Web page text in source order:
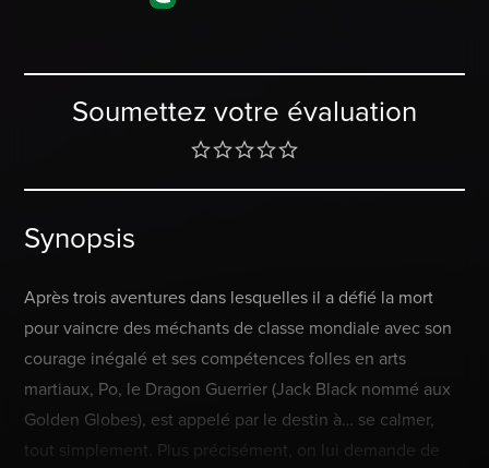
Soumettez votre évaluation
Synopsis
Après trois aventures dans lesquelles il a défié la mort
pour vaincre des méchants de classe mondiale avec son
courage inégalé et ses compétences folles en arts
martiaux, Po, le Dragon Guerrier (Jack Black nommé aux
Golden Globes), est appelé par le destin à… se calmer,
tout simplement. Plus précisément, on lui demande de